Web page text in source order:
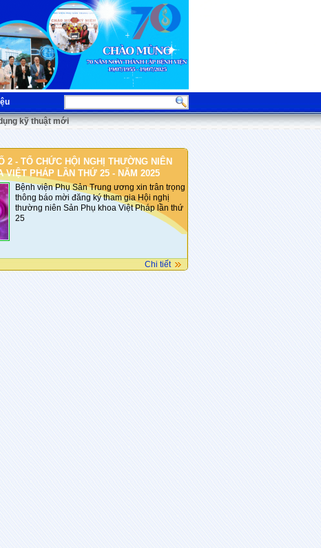
kỹ thuật mới
2 - TỔ CHỨC HỘI NGHỊ THƯỜNG NIÊN
VIỆT PHÁP LẦN THỨ 25 - NĂM 2025
Bệnh viện Phụ Sản Trung ương xin trân trọng
thông báo mời đăng ký tham gia Hội nghị
thường niên Sản Phụ khoa Việt Pháp lần thứ
25
Chi tiết